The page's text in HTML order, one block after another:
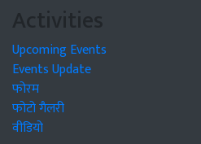
Activities
Upcoming Events
Events Update
फोरम
फोटो गैलरी
वीडियो